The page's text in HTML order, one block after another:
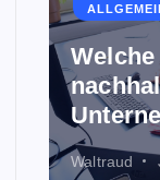
Waltraud